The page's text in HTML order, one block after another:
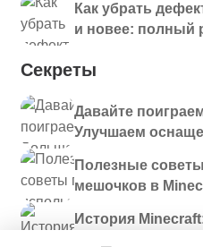
Как убрать
и новее: полный
Секреты
Давайте
Улучшаем
Полезные
мешочков в
История